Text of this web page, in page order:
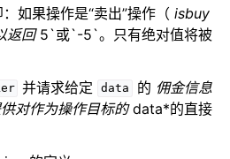
如果操作是“卖出”操作（ isbuy
返回5`或`-5`。只有绝对值将被
并请求给定 data 的 佣金信息
对作为操作目标的data*的直接